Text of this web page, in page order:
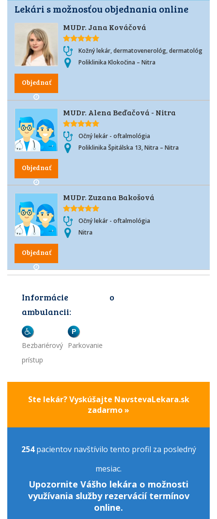
Lekári s možnosťou objednania online
Objednať
MUDr. Jana Kováčová
Kožný lekár, dermatovenerológ, dermatológ
Poliklinika Klokočina – Nitra
Objednať
MUDr. Alena Beďačová - Nitra
Očný lekár - oftalmológia
Poliklinika Špitálska 13, Nitra – Nitra
Objednať
MUDr. Zuzana Bakošová
Očný lekár - oftalmológia
Nitra
Informácie o
ambulancii:
Bezbariérový
prístup
P
Parkovanie
Ste lekár? Vyskúšajte NavstevaLekara.sk
zadarmo »
254pacientov navštívilo tento profil za posledný
mesiac.
Upozornite Vášho lekára o možnosti
využívania služby rezervácií termínov
online.